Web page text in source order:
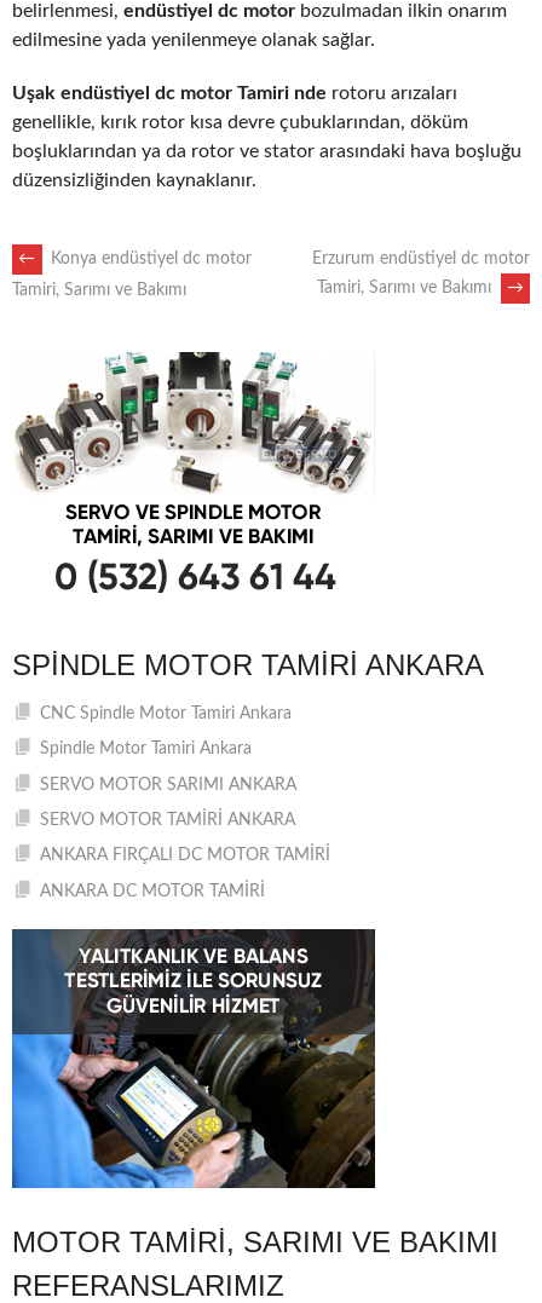
belirlenmesi, endüstiyel dc motor bozulmadan ilkin onarım
edilmesine yada yenilenmeye olanak sağlar.
Uşak endüstiyel dc motor Tamiri nde rotoru arızaları
genellikle, kırık rotor kısa devre çubuklarından, döküm
boşluklarından ya da rotor ve stator arasındaki hava boşluğu
düzensizliğinden kaynaklanır.
POST
NAVIGATION
←
Konya endüstiyel dc motor
Tamiri, Sarımı ve Bakımı
Erzurum endüstiyel dc motor
Tamiri, Sarımı ve Bakımı
→
SPINDLE MOTOR TAMIRI ANKARA
CNC Spindle Motor Tamiri Ankara
Spindle Motor Tamiri Ankara
SERVO MOTOR SARIMI ANKARA
SERVO MOTOR TAMİRİ ANKARA
ANKARA FIRÇALI DC MOTOR TAMİRİ
ANKARA DC MOTOR TAMİRİ
MOTOR TAMIRI, SARIMI VE BAKIMI
REFERANSLARIMIZ